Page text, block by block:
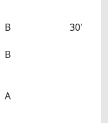
B 30'
B
A